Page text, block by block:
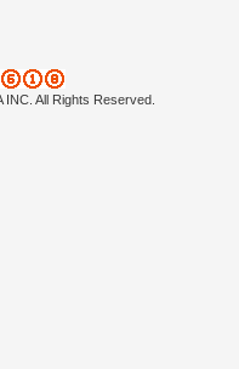
All Rights Reserved.